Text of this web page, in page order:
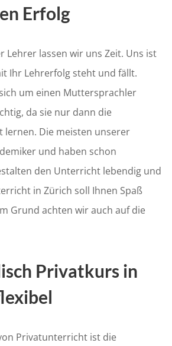
Erfolg
Lehrer lassen wir uns Zeit. Uns ist
Ihr Lehrerfolg steht und fällt.
um einen Muttersprachler
da sie nur dann die
lernen. Die meisten unserer
und haben schon
den Unterricht lebendig und
in Zürich soll Ihnen Spaß
Grund achten wir auch auf die
Privatkurs in
Privatunterricht ist die